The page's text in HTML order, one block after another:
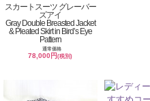
スカートスーツ グレーバー
ズアイ
Gray Double Breasted Jacket
& Pleated Skirt in Bird’s Eye
Pattern
通常価格
78,000円(税別)